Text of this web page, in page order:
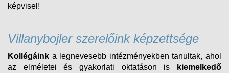
képvisel!
Villanybojler szerelőink képzettsége
Kollégáink a legnevesebb intézményekben tanultak, ahol
az elméletei és gyakorlati oktatáson is kiemelkedő